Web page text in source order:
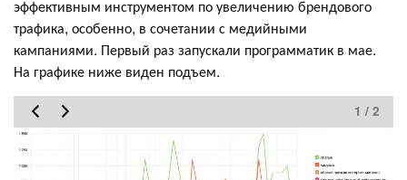
эффективным инструментом по увеличению брендового
трафика, особенно, в сочетании с медийными
кампаниями. Первый раз запускали программатик в мае.
На графике ниже виден подъем.
1 / 2